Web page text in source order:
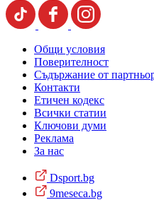
Общи условия
Поверителност
Съдържание от
Контакти
Етичен кодекс
Всички статии
Ключови думи
Реклама
За нас
Dsport.bg
9meseca.bg